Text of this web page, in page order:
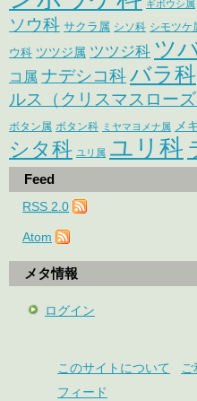
ギボウシ属
ソウ科 サクラ属 シソ科 シモツケ
ウ科 ツツジ属 ツツジ科 ツ
コ属 ナデシコ科バラ科
ルス（クリスマスロー
ボタン属 ボタン科 ミヤマヨメナ属 メ
シタ科 ユリ属 ユリ科
Feed
RSS 2.0
Atom
メタ情報
ログイン
このサイトについて ご
フィード